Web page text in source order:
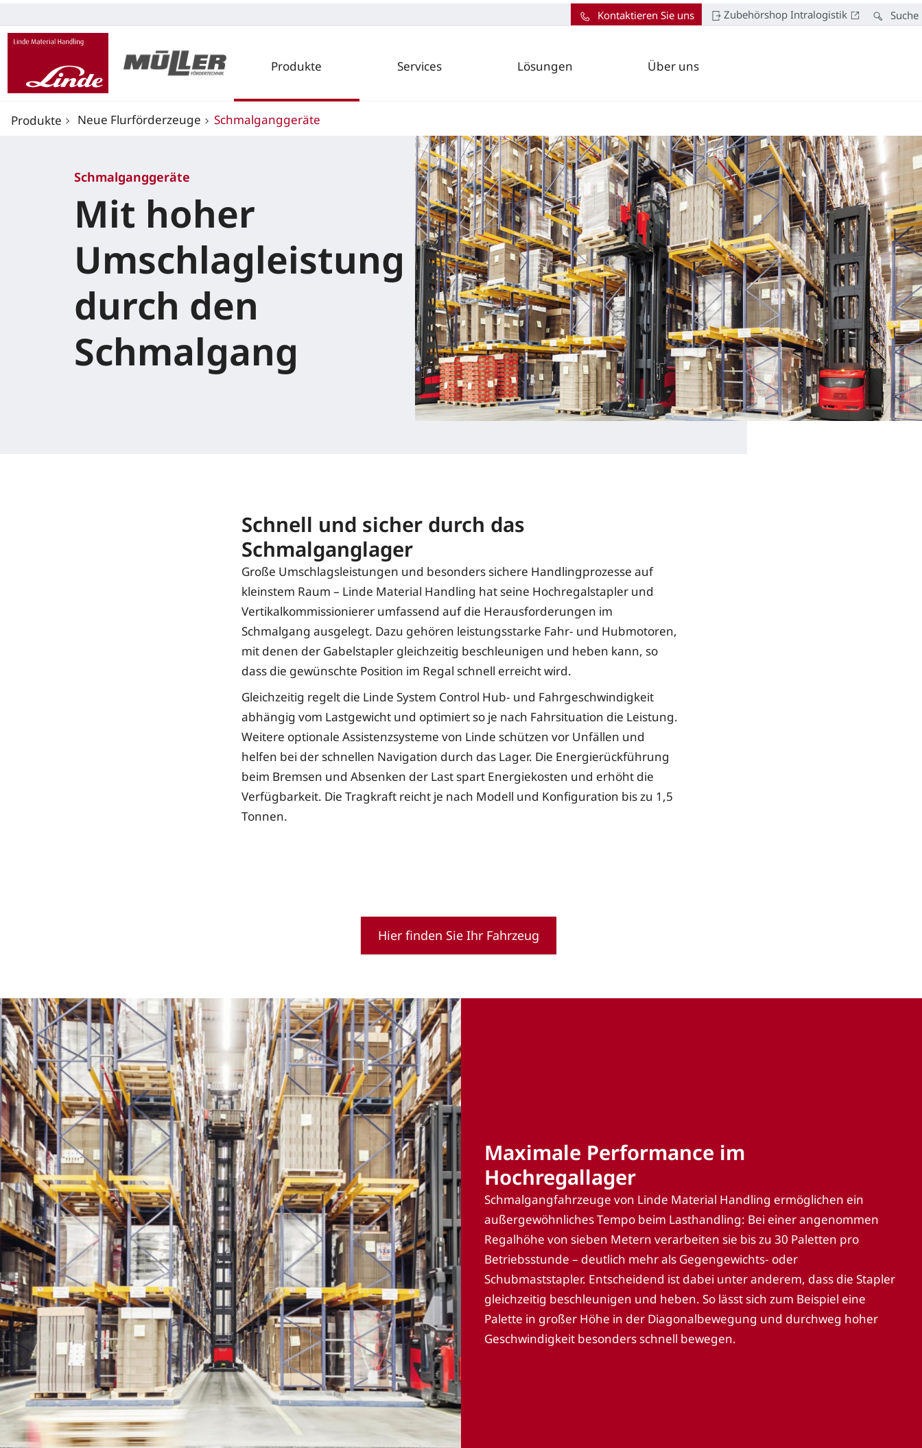
Produkte Services Lösungen Über uns
Suche
Zubehörshop Intralogistik
Kontaktieren Sie uns
Produkte Neue Flurförderzeuge Schmalganggeräte
Schmalganggeräte
Mit hoher
Umschlagleistung
durch den
Schmalgang
Schnell und sicher durch das
Schmalganglager
Große Umschlagsleistungen und besonders sichere Handlingprozesse auf
kleinstem Raum – Linde Material Handling hat seine Hochregalstapler und
Vertikalkommissionierer umfassend auf die Herausforderungen im
Schmalgang ausgelegt. Dazu gehören leistungsstarke Fahr- und Hubmotoren,
mit denen der Gabelstapler gleichzeitig beschleunigen und heben kann, so
dass die gewünschte Position im Regal schnell erreicht wird.
Gleichzeitig regelt die Linde System Control Hub- und Fahrgeschwindigkeit
abhängig vom Lastgewicht und optimiert so je nach Fahrsituation die Leistung.
Weitere optionale Assistenzsysteme von Linde schützen vor Unfällen und
helfen bei der schnellen Navigation durch das Lager. Die Energierückführung
beim Bremsen und Absenken der Last spart Energiekosten und erhöht die
Verfügbarkeit. Die Tragkraft reicht je nach Modell und Konfiguration bis zu 1,5
Tonnen.
Hier finden Sie Ihr Fahrzeug
Maximale Performance im
Hochregallager
Schmalgangfahrzeuge von Linde Material Handling ermöglichen ein
außergewöhnliches Tempo beim Lasthandling: Bei einer angenommen
Regalhöhe von sieben Metern verarbeiten sie bis zu 30 Paletten pro
Betriebsstunde – deutlich mehr als Gegengewichts- oder
Schubmaststapler. Entscheidend ist dabei unter anderem, dass die Stapler
gleichzeitig beschleunigen und heben. So lässt sich zum Beispiel eine
Palette in großer Höhe in der Diagonalbewegung und durchweg hoher
Geschwindigkeit besonders schnell bewegen.